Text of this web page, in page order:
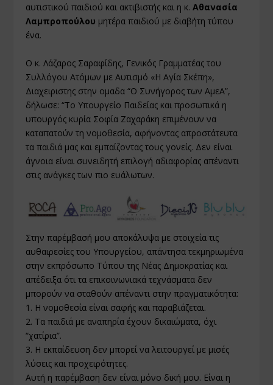
αυτιστικού παιδιού και ακτιβιστής και η κ.Αθανασία
Λαμπροπούλου μητέρα παιδιού με διαβήτη τύπου
ένα.
Ο κ. Λάζαρος Σαραφίδης, Γενικός Γραμματέας του
Συλλόγου Ατόμων με Αυτισμό «Η Αγία Σκέπη»,
Διαχειριστης στην ομαδα “Ο Συνήγορος των ΑμεΑ”,
δήλωσε: “Το Υπουργείο Παιδείας και προσωπικά η
υπουργός κυρία Σοφία Ζαχαράκη επιμένουν να
καταπατούν τη νομοθεσία, αφήνοντας απροστάτευτα
τα παιδιά μας και εμπαίζοντας τους γονείς. Δεν είναι
άγνοια είναι συνειδητή επιλογή αδιαφορίας απέναντι
στις ανάγκες των πιο ευάλωτων.
Στην παρέμβασή μου αποκάλυψα με στοιχεία τις
αυθαιρεσίες του Υπουργείου, απάντησα τεκμηριωμένα
στην εκπρόσωπο Τύπου της Νέας Δημοκρατίας και
απέδειξα ότι τα επικοινωνιακά τεχνάσματα δεν
μπορούν να σταθούν απέναντι στην πραγματικότητα:
1. Η νομοθεσία είναι σαφής και παραβιάζεται.
2. Τα παιδιά με αναπηρία έχουν δικαιώματα, όχι
“χατίρια”.
3. Η εκπαίδευση δεν μπορεί να λειτουργεί με μισές
λύσεις και προχειρότητες.
Αυτή η παρέμβαση δεν είναι μόνο δική μου. Είναι η